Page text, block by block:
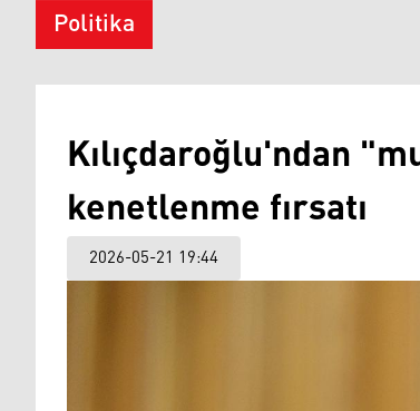
Politika
Kılıçdaroğlu'ndan
kenetlenme fırsatı
2026-05-21 19:44